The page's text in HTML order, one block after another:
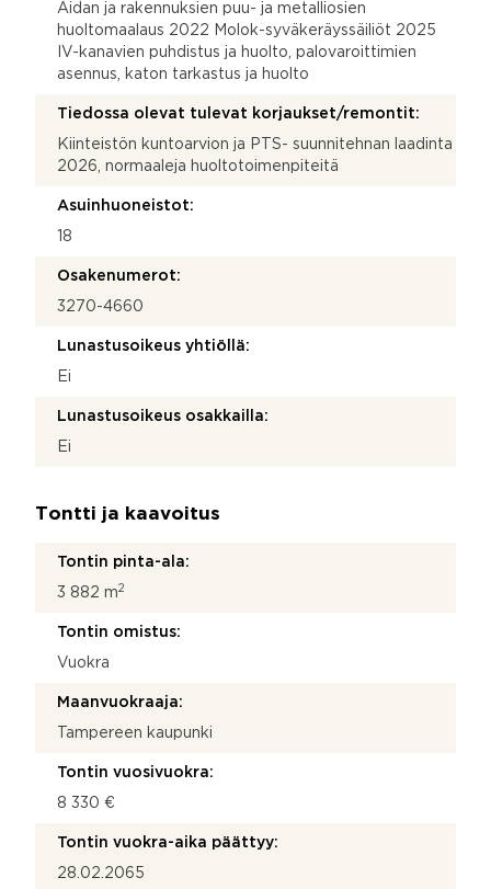
Aidan ja rakennuksien puu- ja metalliosien
huoltomaalaus 2022 Molok-syväkeräyssäiliöt 2025
IV-kanavien puhdistus ja huolto, palovaroittimien
asennus, katon tarkastus ja huolto
Tiedossa olevat tulevat korjaukset/remontit:
Kiinteistön kuntoarvion ja PTS- suunnitehnan laadinta
2026, normaaleja huoltotoimenpiteitä
Asuinhuoneistot:
18
Osakenumerot:
3270-4660
Lunastusoikeus yhtiöllä:
Ei
Lunastusoikeus osakkailla:
Ei
Tontti ja kaavoitus
Tontin pinta-ala:
3 882 m2
Tontin omistus:
Vuokra
Maanvuokraaja:
Tampereen kaupunki
Tontin vuosivuokra:
8 330 €
Tontin vuokra-aika päättyy:
28.02.2065